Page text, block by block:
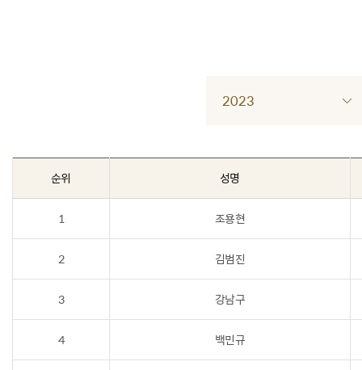
2023
순위 성명
1 조용현
2 김범진
3 강남구
4 백민규